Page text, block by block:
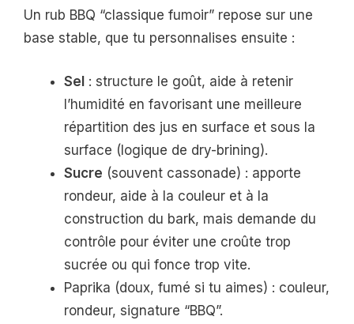
Un rub BBQ “classique fumoir” repose sur une
base stable, que tu personnalises ensuite :
Sel : structure le goût, aide à retenir
l’humidité en favorisant une meilleure
répartition des jus en surface et sous la
surface (logique de dry-brining).
Sucre (souvent cassonade) : apporte
rondeur, aide à la couleur et à la
construction du bark, mais demande du
contrôle pour éviter une croûte trop
sucrée ou qui fonce trop vite.
Paprika (doux, fumé si tu aimes) : couleur,
rondeur, signature “BBQ”.